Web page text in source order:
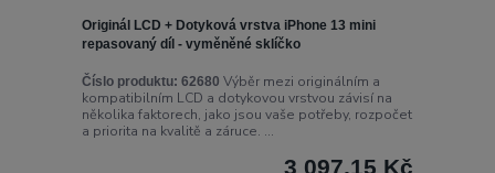
Originál LCD + Dotyková vrstva iPhone 13 mini
repasovaný díl - vyměněné sklíčko
Číslo produktu: 62680 Výběr mezi originálním a
kompatibilním LCD a dotykovou vrstvou závisí na
několika faktorech, jako jsou vaše potřeby, rozpočet
a priorita na kvalitě a záruce. ...
3 097,15 Kč